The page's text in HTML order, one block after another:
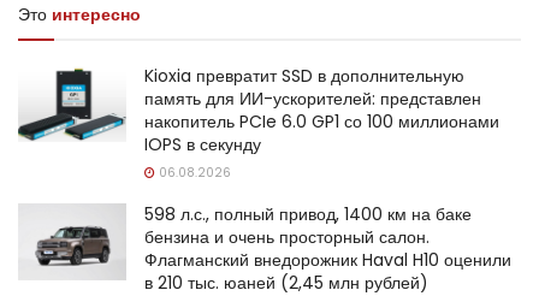
Это интересно
Kioxia превратит SSD в дополнительную
память для ИИ-ускорителей: представлен
накопитель PCIe 6.0 GP1 со 100 миллионами
IOPS в секунду
06.08.2026
598 л.с., полный привод, 1400 км на баке
бензина и очень просторный салон.
Флагманский внедорожник Haval H10 оценили
в 210 тыс. юаней (2,45 млн рублей)